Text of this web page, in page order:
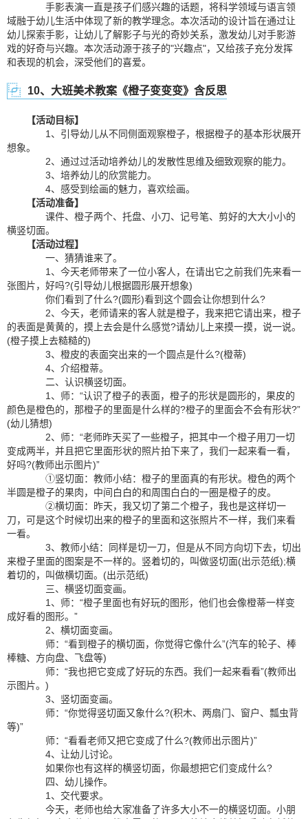
手影表演一直是孩子们感兴趣的话题，将科学领域与语言领
域融于幼儿生活中体现了新的教学理念。本次活动的设计旨在通过让
幼儿探索手影，让幼儿了解影子与光的奇妙关系，激发幼儿对手影游
戏的好奇与兴趣。本次活动源于孩子的"兴趣点"，又给孩子充分发挥
和表现的机会，深受他们的喜爱。
10、大班美术教案《橙子变变变》含反思
【活动目标】
1、引导幼儿从不同侧面观察橙子，根据橙子的基本形状展开
想象。
2、通过过活动培养幼儿的发散性思维及细致观察的能力。
3、培养幼儿的欣赏能力。
4、感受到绘画的魅力，喜欢绘画。
【活动准备】
课件、橙子两个、托盘、小刀、记号笔、剪好的大大小小的
横竖切面。
【活动过程】
一、猜猜谁来了。
1、今天老师带来了一位小客人，在请出它之前我们先来看一
张图片，好吗?(引导幼儿根据圆形展开想象)
你们看到了什么?(圆形)看到这个圆会让你想到什么?
2、今天，老师请来的客人就是橙子，我来把它请出来，橙子
的表面是黄黄的，摸上去会是什么感觉?请幼儿上来摸一摸，说一说。
(橙子摸上去糙糙的)
3、橙皮的表面突出来的一个圆点是什么?(橙蒂)
4、介绍橙蒂。
二、认识横竖切面。
1、师：“认识了橙子的表面，橙子的形状是圆形的，果皮的
颜色是橙色的，那橙子的里面是什么样的?橙子的里面会不会有形状?”
(幼儿猜想)
2、师：“老师昨天买了一些橙子，把其中一个橙子用刀一切
变成两半，并且把它里面形状的照片拍下来了，我们一起来看一看，
好吗?(教师出示图片)”
①竖切面：教师小结：橙子的里面真的有形状。橙色的两个
半圆是橙子的果肉，中间白白的和周围白白的一圈是橙子的皮。
②横切面：昨天，我又切了第二个橙子，我也是这样切一
刀，可是这个时候切出来的橙子的里面和这张照片不一样，我们来看
一看。
3、教师小结：同样是切一刀，但是从不同方向切下去，切出
来橙子里面的图案是不一样的。竖着切的，叫做竖切面(出示范纸);横
着切的，叫做横切面。(出示范纸)
三、横竖切面变画。
1、师：“橙子里面也有好玩的图形，他们也会像橙蒂一样变
成好看的图形。”
2、横切面变画。
师：“看到橙子的横切面，你觉得它像什么”(汽车的轮子、棒
棒糖、方向盘、飞盘等)
师：“我也把它变成了好玩的东西。我们一起来看看”(教师出
示图片。)
3、竖切面变画。
师：“你觉得竖切面又象什么?(积木、两扇门、窗户、瓢虫背
等)”
师：“看看老师又把它变成了什么?(教师出示图片)”
4、让幼儿讨论。
如果你也有这样的横竖切面，你最想把它们变成什么?
四、幼儿操作。
1、交代要求。
今天，老师也给大家准备了许多大小不一的横竖切面。小朋